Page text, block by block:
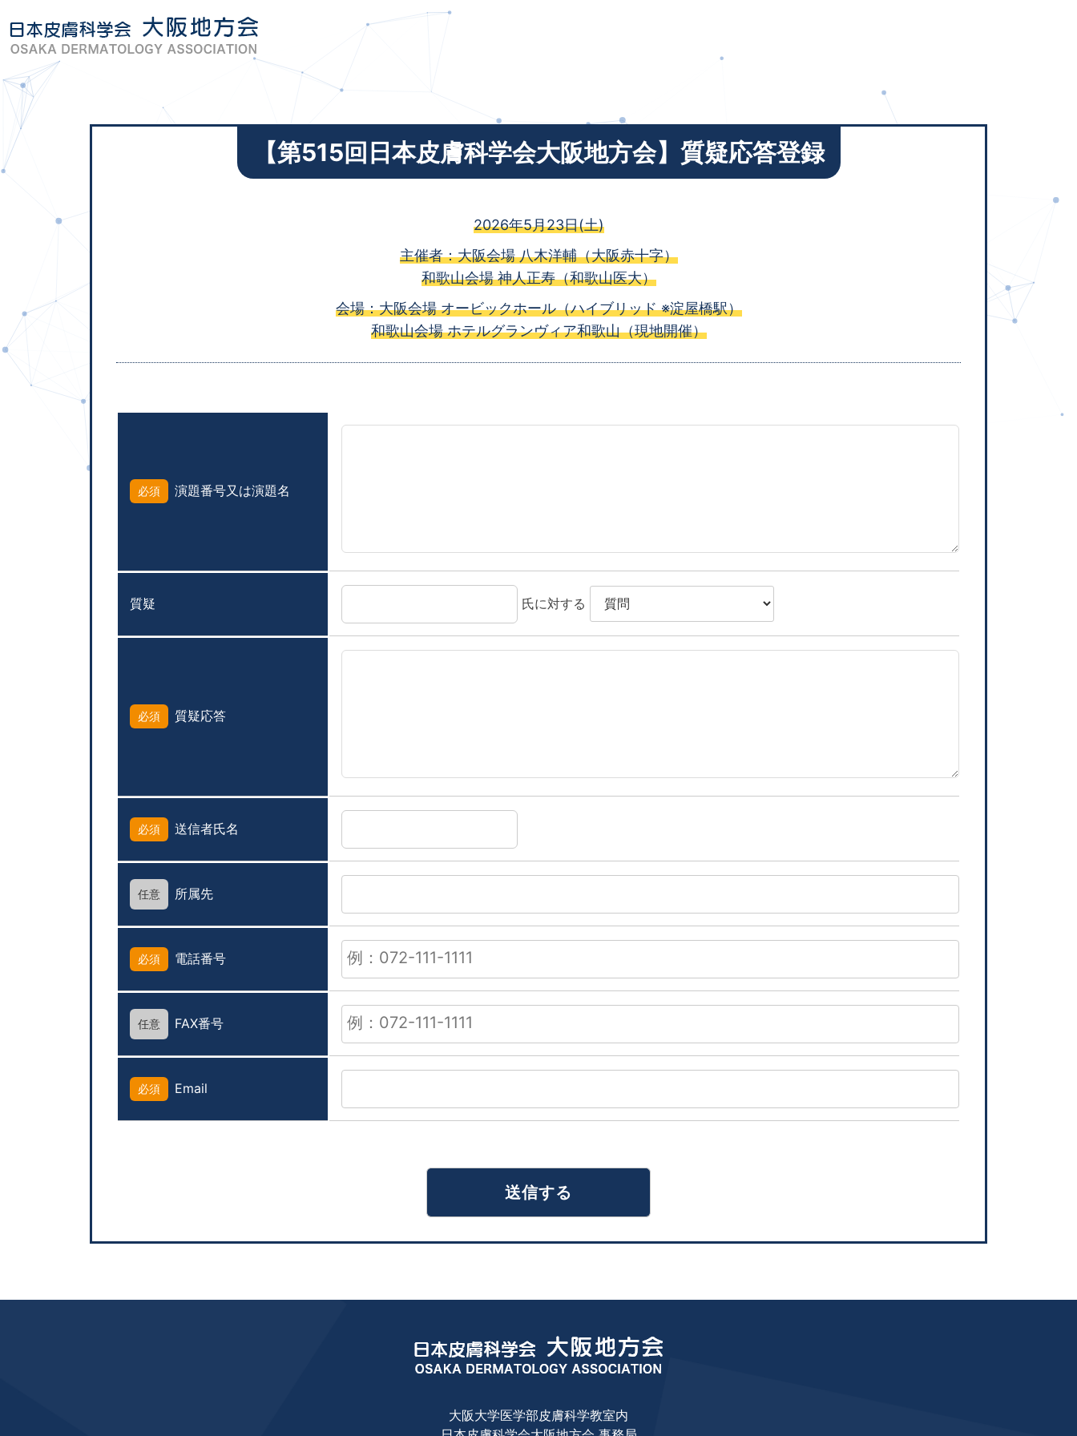
to
content
【第515回日本皮膚科学会大阪地方会】質疑応答登録
2026年5月23日(土)
主催者：大阪会場 八木洋輔（大阪赤十字）
和歌山会場 神人正寿（和歌山医大）
会場：大阪会場 オービックホール（ハイブリッド ※淀屋橋駅）
和歌山会場 ホテルグランヴィア和歌山（現地開催）
必須 演題番号又は演題名
質疑 氏に対する
必須 質疑応答
必須 送信者氏名
任意 所属先
必須 電話番号
任意 FAX番号
必須 Email
大阪大学医学部皮膚科学教室内